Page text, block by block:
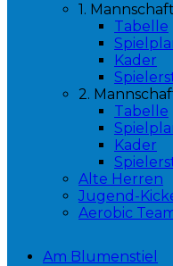
1. Mannschaft
Tabelle
Kader
2.
Tabelle
Kader
Alte Herren
Jugend-
Aerobic
Am Blumenstiel